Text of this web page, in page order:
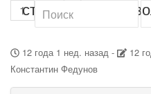
старая глаза
1
12 года 1 нед. назад- 12
Константин Федунов